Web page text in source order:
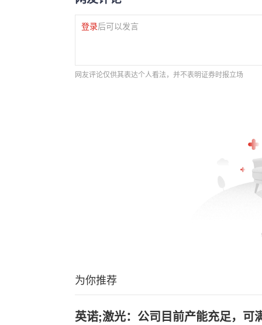
登录后可以发言
网友评论仅供其表达个人看法，并不表明证券时报立场
为你推荐
英诺;激光：公司目前产能充足，可